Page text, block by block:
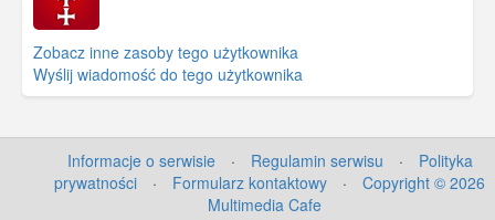
Zobacz inne zasoby tego użytkownika
Wyślij wiadomość do tego użytkownika
Informacje o serwisie · Regulamin serwisu ·
Polityka
prywatności
· Formularz kontaktowy ·
Copyright © 2026
Multimedia Cafe